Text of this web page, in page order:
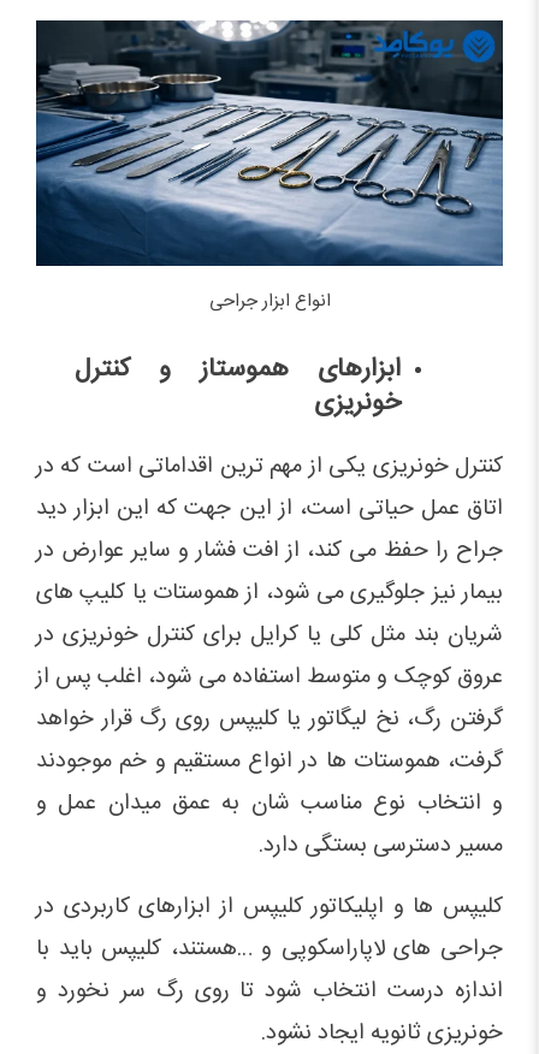
انواع ابزار جراحی
ابزارهای هموستاز و کنترل
خونریزی
کنترل خونریزی یکی از مهم ترین اقداماتی است که در
اتاق عمل حیاتی است، از این جهت که این ابزار دید
جراح را حفظ می کند، از افت فشار و سایر عوارض در
بیمار نیز جلوگیری می شود، از هموستات یا کلیپ های
شریان بند مثل کلی یا کرایل برای کنترل خونریزی در
عروق کوچک و متوسط استفاده می شود، اغلب پس از
گرفتن رگ، نخ لیگاتور یا کلیپس روی رگ قرار خواهد
گرفت، هموستات ها در انواع مستقیم و خم موجودند
و انتخاب نوع مناسب شان به عمق میدان عمل و
مسیر دسترسی بستگی دارد.
کلیپس ها و اپلیکاتور کلیپس از ابزارهای کاربردی در
جراحی های لاپاراسکوپی و …هستند، کلیپس باید با
اندازه درست انتخاب شود تا روی رگ سر نخورد و
خونریزی ثانویه ایجاد نشود.